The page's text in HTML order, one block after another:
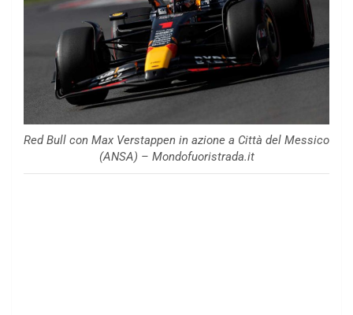
Red Bull con Max Verstappen in azione a Città del Messico
(ANSA) – Mondofuoristrada.it